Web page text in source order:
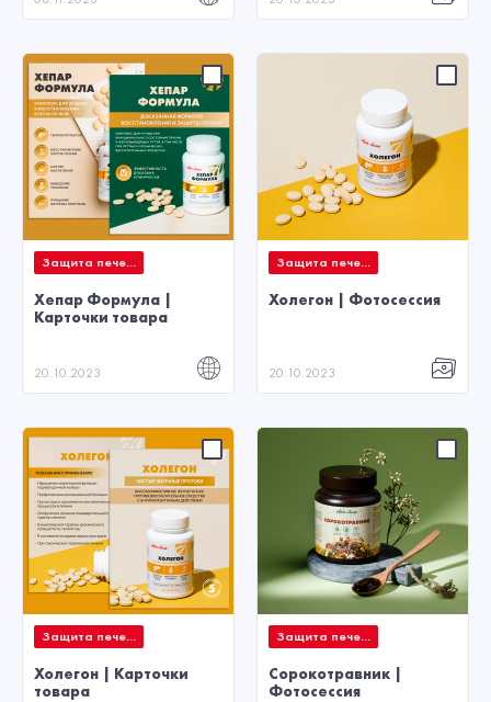
Защита пече...
Хепар Формула |
Карточки товара
20.10.2023
Защита пече...
Холегон | Фотосессия
20.10.2023
Защита пече...
Холегон | Карточки
товара
Защита пече...
Сорокотравник |
Фотосессия